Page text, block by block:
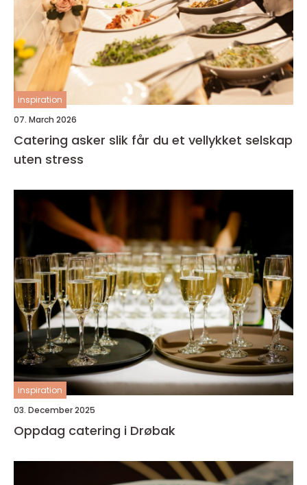
inspiration
07. March 2026
Catering asker slik får du et vellykket selskap
uten stress
inspiration
03. December 2025
Oppdag catering i Drøbak